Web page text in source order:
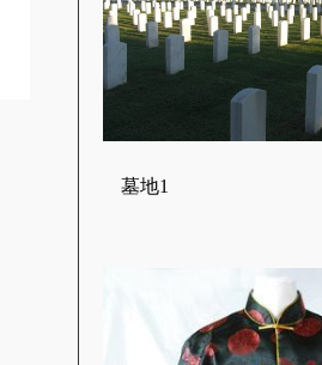
墓地1